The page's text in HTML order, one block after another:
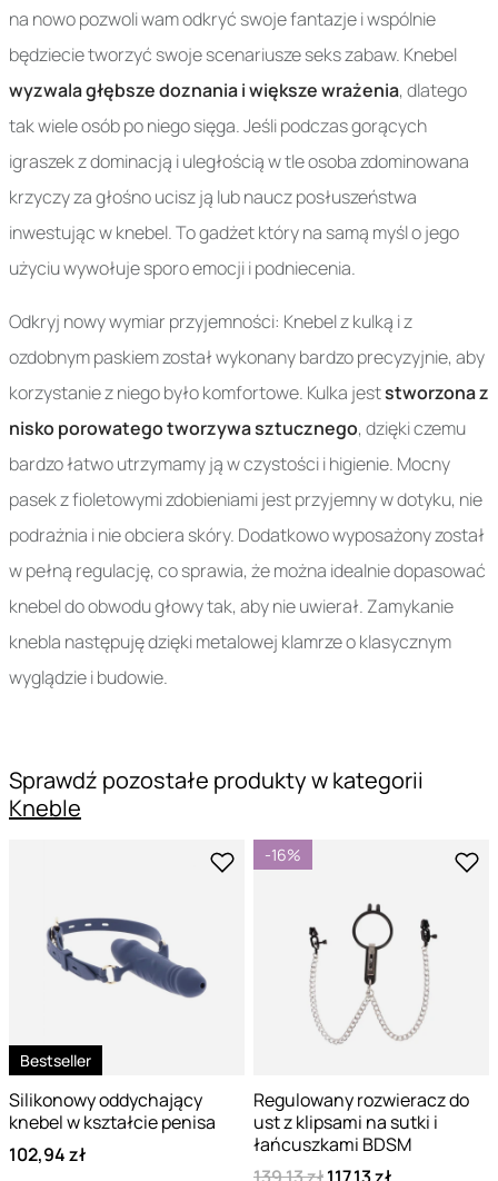
na nowo pozwoli wam odkryć swoje fantazje i wspólnie
będziecie tworzyć swoje scenariusze seks zabaw. Knebel
wyzwala głębsze doznania i większe wrażenia, dlatego
tak wiele osób po niego sięga. Jeśli podczas gorących
igraszek z dominacją i uległością w tle osoba zdominowana
krzyczy za głośno ucisz ją lub naucz posłuszeństwa
inwestując w knebel. To gadżet który na samą myśl o jego
użyciu wywołuje sporo emocji i podniecenia.
Odkryj nowy wymiar przyjemności: Knebel z kulką i z
ozdobnym paskiem został wykonany bardzo precyzyjnie, aby
korzystanie z niego było komfortowe. Kulka jeststworzona z
nisko porowatego tworzywa sztucznego, dzięki czemu
bardzo łatwo utrzymamy ją w czystości i higienie. Mocny
pasek z fioletowymi zdobieniami jest przyjemny w dotyku, nie
podrażnia i nie obciera skóry. Dodatkowo wyposażony został
w pełną regulację, co sprawia, że można idealnie dopasować
knebel do obwodu głowy tak, aby nie uwierał. Zamykanie
knebla następuję dzięki metalowej klamrze o klasycznym
wyglądzie i budowie.
Sprawdź pozostałe produkty w kategorii
Kneble
Bestseller
Silikonowy oddychający
knebel w kształcie penisa
102,94 zł
-16%
Regulowany rozwieracz do
ust z klipsami na sutki i
łańcuszkami BDSM